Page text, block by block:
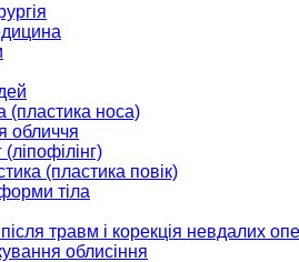
(пластика носа)
обличчя
(ліпофілінг)
(пластика повік)
тіла
травм і корекція невдалих
облисіння